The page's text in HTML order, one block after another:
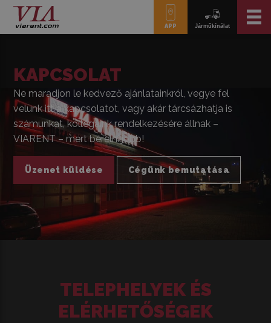
APP Járműkínálat
KAPCSOLAT
Ne maradjon le kedvező ajánlatainkról, vegye fel
velünk itt a kapcsolatot, vagy akár tárcsázhatja is
számunkat, kollégáink rendelkezésére állnak –
VIARENT – mert bérelni jobb!
Üzenet küldése Cégünk bemutatása
TELEPHELYEK ÉS
ELÉRHETŐSÉGEK